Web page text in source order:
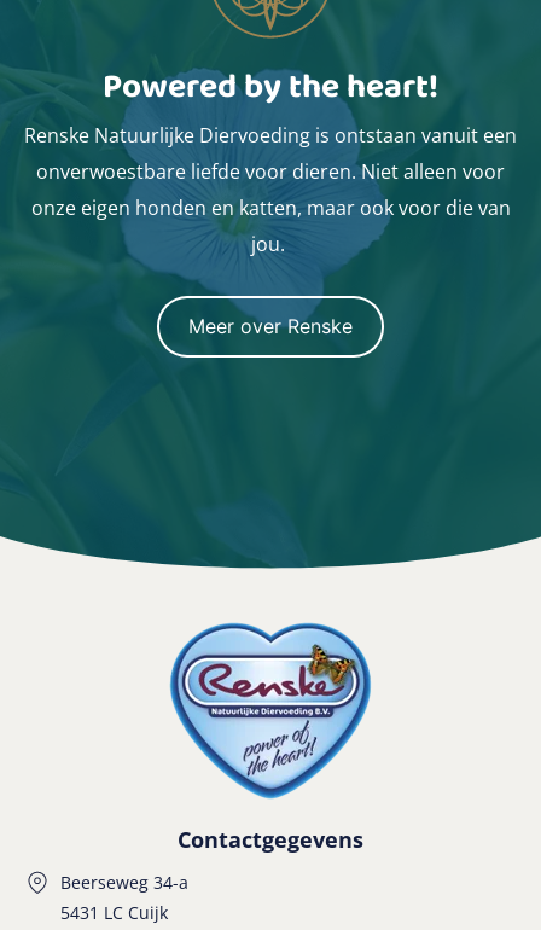
Powered by the heart!
Renske Natuurlijke Diervoeding is ontstaan vanuit een
onverwoestbare liefde voor dieren. Niet alleen voor
onze eigen honden en katten, maar ook voor die van
jou.
Meer over Renske
Contactgegevens
Beerseweg 34-a
5431 LC Cuijk